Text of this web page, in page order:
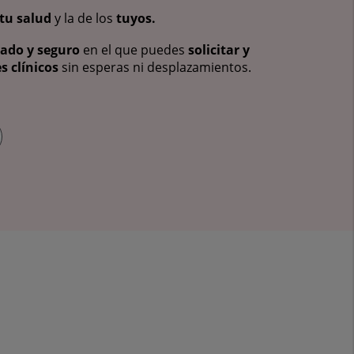
tu salud y la de los tuyos.
y seguro en el que puedes solicitar y
clínicos sin esperas ni desplazamientos.